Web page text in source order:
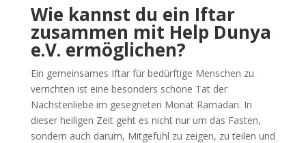
Wie kannst du ein Iftar
zusammen mit Help Dunya
e.V. ermöglichen?
Ein gemeinsames Iftar für bedürftige Menschen zu
verrichten ist eine besonders schöne Tat der
Nächstenliebe im gesegneten Monat Ramadan. In
dieser heiligen Zeit geht es nicht nur um das Fasten,
sondern auch darum, Mitgefühl zu zeigen, zu teilen und